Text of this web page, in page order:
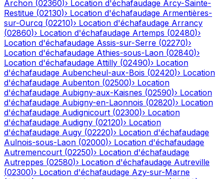
Archon (02360)› Location d'échafaudage Arcy-Sainte-
Restitue (02130)› Location d'échafaudage Armentières-
sur-Ourcq (02210)› Location d'échafaudage Arrancy
(02860)› Location d'échafaudage Artemps (02480)›
Location d'échafaudage Assis-sur-Serre (02270)›
Location d'échafaudage Athies-sous-Laon (02840)›
Location d'échafaudage Attilly (02490)› Location
d'échafaudage Aubencheul-aux-Bois (02420)› Location
d'échafaudage Aubenton (02500)› Location
d'échafaudage Aubigny-aux-Kaisnes (02590)› Location
d'échafaudage Aubigny-en-Laonnois (02820)› Location
d'échafaudage Audignicourt (02300)› Location
d'échafaudage Audigny (02120)› Location
d'échafaudage Augy (02220)› Location d'échafaudage
Aulnois-sous-Laon (02000)› Location d'échafaudage
Autremencourt (02250)› Location d'échafaudage
Autreppes (02580)› Location d'échafaudage Autreville
(02300)› Location d'échafaudage Azy-sur-Marne